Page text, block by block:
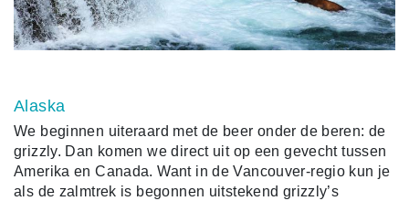
Alaska
We beginnen uiteraard met de beer onder de beren: de
grizzly. Dan komen we direct uit op een gevecht tussen
Amerika en Canada. Want in de Vancouver-regio kun je
als de zalmtrek is begonnen uitstekend grizzly’s